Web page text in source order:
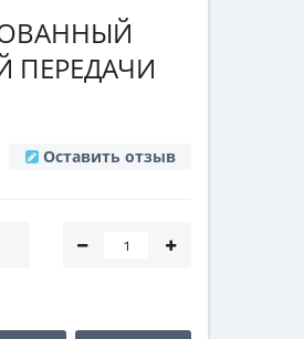
ПЕРЕДАЧИ
Оставить отзыв